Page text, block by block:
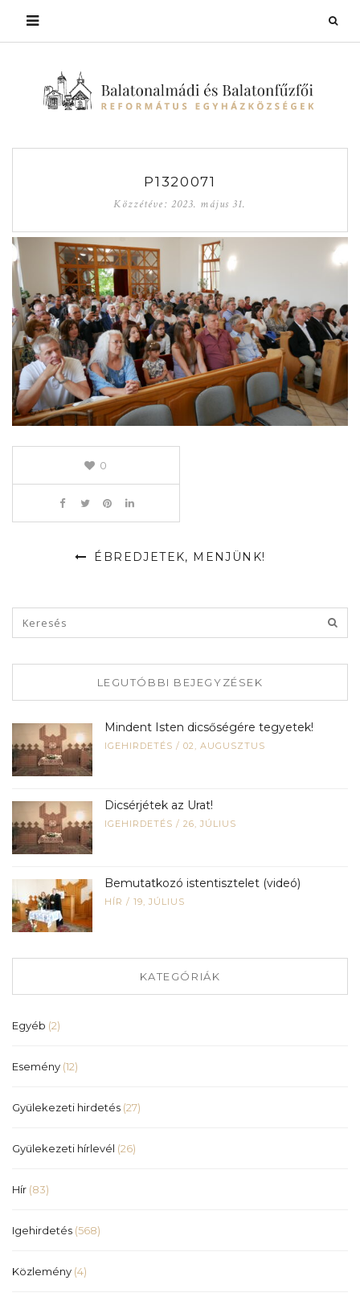
P1320071
Közzétéve: 2023. május 31.
0
ÉBREDJETEK, MENJÜNK!
LEGUTÓBBI BEJEGYZÉSEK
Mindent Isten dicsőségére tegyetek!
IGEHIRDETÉS / 02, AUGUSZTUS
Dicsérjétek az Urat!
IGEHIRDETÉS / 26, JÚLIUS
Bemutatkozó istentisztelet (videó)
HÍR / 19, JÚLIUS
KATEGÓRIÁK
Egyéb (2)
Esemény (12)
Gyülekezeti hirdetés (27)
Gyülekezeti hírlevél (26)
Hír (83)
Igehirdetés (568)
Közlemény (4)